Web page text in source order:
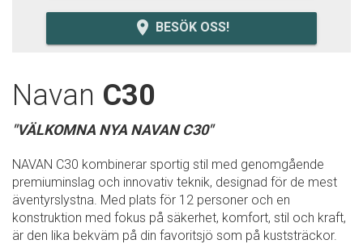
room BESÖK OSS!
Navan C30
"VÄLKOMNA NYA NAVAN C30"
NAVAN C30 kombinerar sportig stil med genomgående
premiuminslag och innovativ teknik, designad för de mest
äventyrslystna. Med plats för 12 personer och en
konstruktion med fokus på säkerhet, komfort, stil och kraft,
är den lika bekväm på din favoritsjö som på kuststräckor.